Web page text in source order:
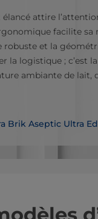
attire
facilite sa
robuste et la
la logistique ; c’est
ambiante de lait,
Brik Aseptic Ultra